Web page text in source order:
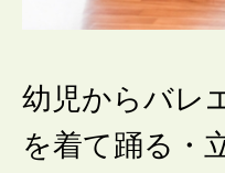
幼児からバレ
を着て踊る・